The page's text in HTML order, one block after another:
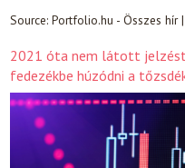
Source:Portfolio.hu - Összes hír
2021 óta nem látott
fedezékbe húzódni a